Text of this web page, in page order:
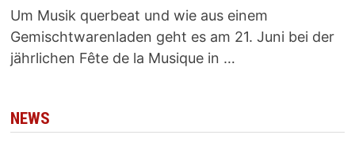
Um Musik querbeat und wie aus einem
Gemischtwarenladen geht es am 21. Juni bei der
jährlichen Fête de la Musique in …
NEWS